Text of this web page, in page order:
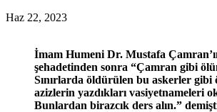
Haz 22, 2023
İmam Humeni Dr. Mustafa
şehadetinden sonra “Çamran gibi
Sınırlarda öldürülen bu askerler gibi
azizlerin yazdıkları vasiyetnameleri
Bunlardan birazcık ders alın.”